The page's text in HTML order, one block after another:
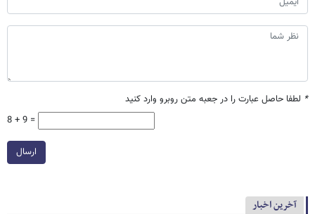
* لطفا حاصل عبارت را در جعبه متن روبرو وارد کنید
8 + 9 =
ارسال
آخرین اخبار